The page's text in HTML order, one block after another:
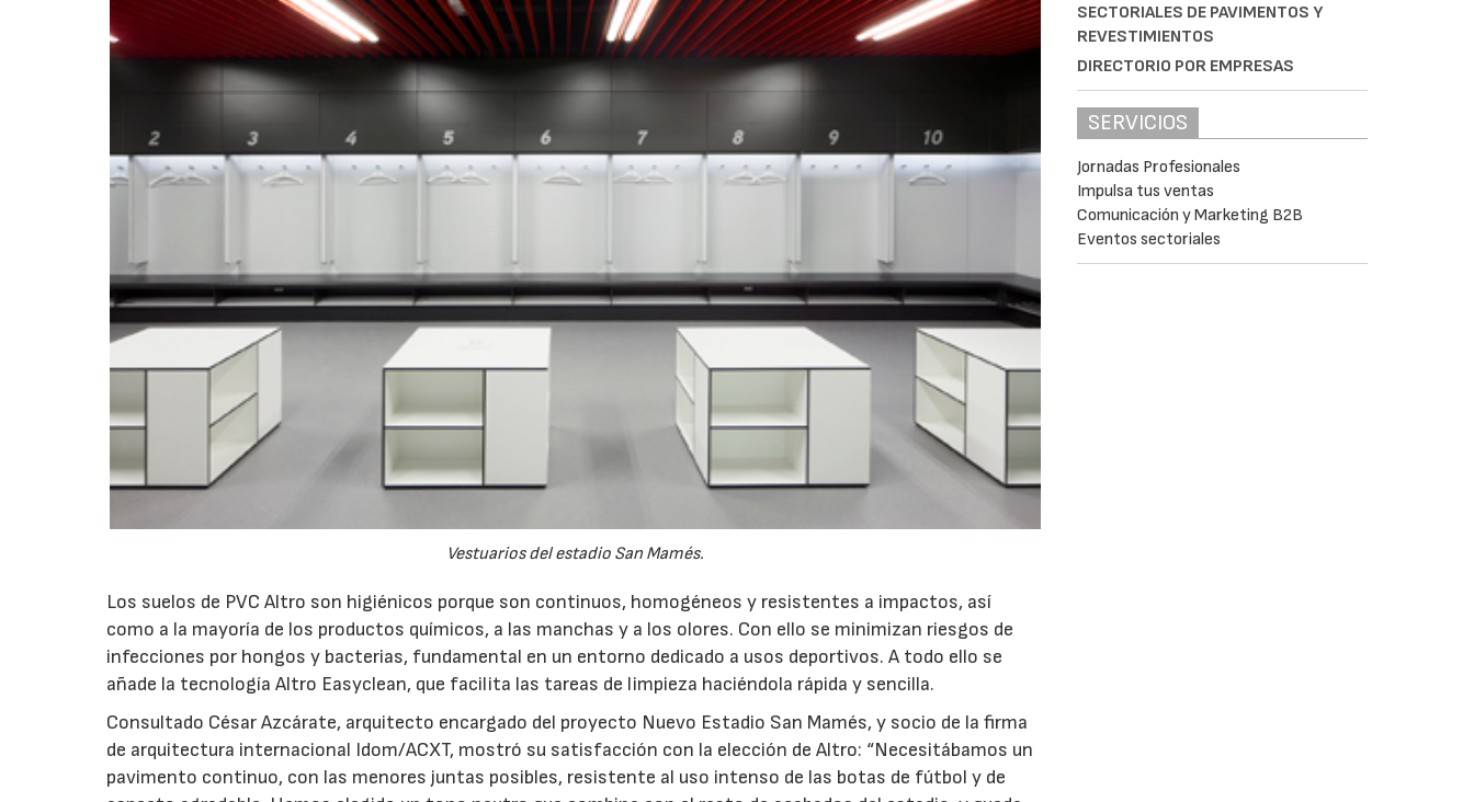
Vestuarios del estadio San Mamés.
Los suelos de PVC Altro son higiénicos porque son continuos, homogéneos y resistentes a impactos, así
como a la mayoría de los productos químicos, a las manchas y a los olores. Con ello se minimizan riesgos de
infecciones por hongos y bacterias, fundamental en un entorno dedicado a usos deportivos. A todo ello se
añade la tecnología Altro Easyclean, que facilita las tareas de limpieza haciéndola rápida y sencilla.
Consultado César Azcárate, arquitecto encargado del proyecto Nuevo Estadio San Mamés, y socio de la firma
de arquitectura internacional Idom/ACXT, mostró su satisfacción con la elección de Altro: “Necesitábamos un
pavimento continuo, con las menores juntas posibles, resistente al uso intenso de las botas de fútbol y de
SECTORIALES DE PAVIMENTOS Y
REVESTIMIENTOS
DIRECTORIO POR EMPRESAS
SERVICIOS
Jornadas Profesionales
Impulsa tus ventas
Comunicación y Marketing B2B
Eventos sectoriales